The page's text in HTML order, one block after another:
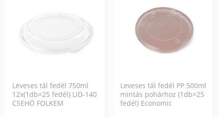
Leveses tál fedél 750ml
12x(1db=25 fedél) LID-140
CSEHÓ FOLKEM
Leveses tál fedél PP 500ml
mintás pohárhoz (1db=25
fedél) Economic